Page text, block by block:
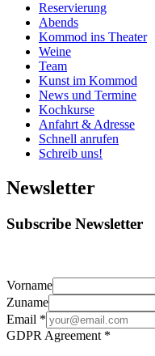
Reservierung
Abends
Kommod ins Theater
Weine
Team
Kunst im Kommod
News und Termine
Kochkurse
Anfahrt & Adresse
Schnell anrufen
Schreib uns!
Newsletter
Subscribe Newsletter
Vorname
Zuname
Email *
GDPR Agreement *